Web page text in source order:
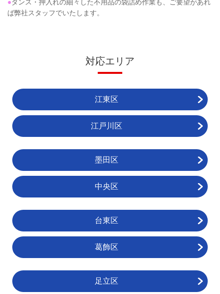
●タンス・押入れの細々した不用品の袋詰め作業も、ご要望があれ
ば弊社スタッフでいたします。
対応エリア
江東区
江戸川区
墨田区
中央区
台東区
葛飾区
足立区